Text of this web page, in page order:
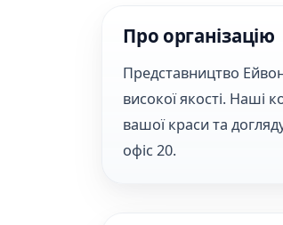
Про організацію
Представництво
високої якості. Наші
вашої краси та
офіс 20.